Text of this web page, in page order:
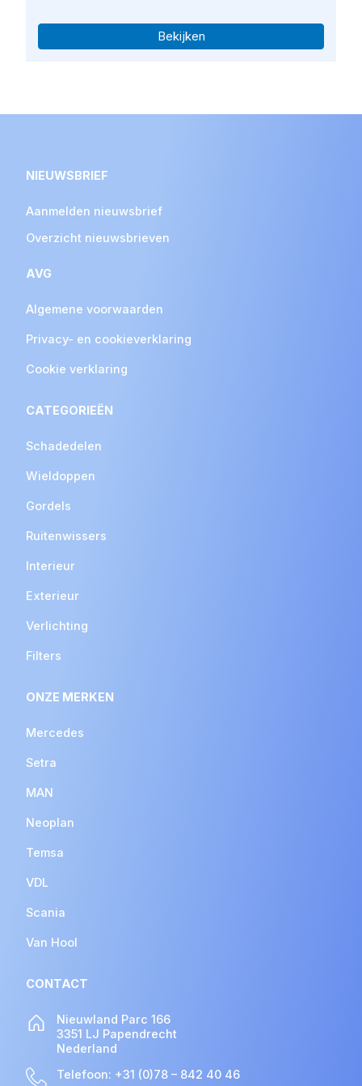
Bekijken
NIEUWSBRIEF
Aanmelden nieuwsbrief
Overzicht nieuwsbrieven
AVG
Algemene voorwaarden
Privacy- en cookieverklaring
Cookie verklaring
CATEGORIEËN
Schadedelen
Wieldoppen
Gordels
Ruitenwissers
Interieur
Exterieur
Verlichting
Filters
ONZE MERKEN
Mercedes
Setra
MAN
Neoplan
Temsa
VDL
Scania
Van Hool
CONTACT
Nieuwland Parc 166
3351 LJ Papendrecht
Nederland
Telefoon: +31 (0)78 – 842 40 46